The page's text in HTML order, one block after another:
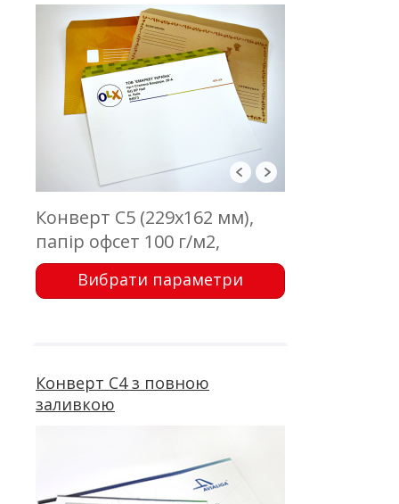
Конверт С5 (229х162 мм),
папір офсет 100 г/м2,
відривна стрічка, без вікна і
внутрішнього фону. Друк
Вибрати параметри
Конверт C4 з повною
заливкою